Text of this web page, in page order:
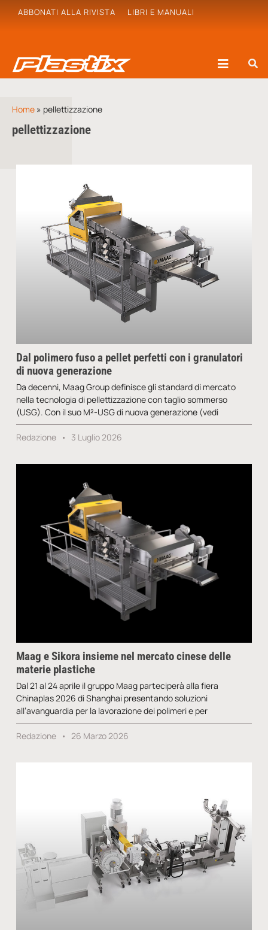
ABBONATI ALLA RIVISTA LIBRI E MANUALI
Home » pellettizzazione
pellettizzazione
Dal polimero fuso a pellet perfetti con i granulatori
di nuova generazione
Da decenni, Maag Group definisce gli standard di mercato
nella tecnologia di pellettizzazione con taglio sommerso
(USG). Con il suo M²-USG di nuova generazione (vedi
Redazione 3 Luglio 2026
Maag e Sikora insieme nel mercato cinese delle
materie plastiche
Dal 21 al 24 aprile il gruppo Maag parteciperà alla fiera
Chinaplas 2026 di Shanghai presentando soluzioni
all’avanguardia per la lavorazione dei polimeri e per
Redazione 26 Marzo 2026